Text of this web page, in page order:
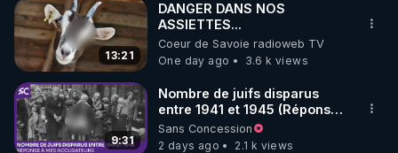
13:21
DANGER DANS NOS
ASSIETTES...
Coeur de Savoie radioweb TV
One day ago
3.6 k views
9:31
Nombre de juifs disparus
entre 1941 et 1945 (Réponse
à mes accusateurs)
Sans Concession
2 days ago
2.1 k views